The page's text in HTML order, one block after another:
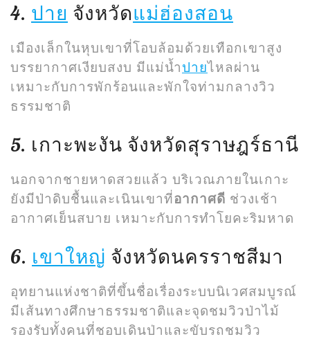
4. ปาย จังหวัดแม่ฮ่องสอน
เมืองเล็กในหุบเขาที่โอบล้อมด้วยเทือกเขาสูง
บรรยากาศเงียบสงบ มีแม่น้ำปายไหลผ่าน
เหมาะกับการพักร้อนและพักใจท่ามกลางวิว
ธรรมชาติ
5. เกาะพะงัน จังหวัดสุราษฎร์ธานี
นอกจากชายหาดสวยแล้ว บริเวณภายในเกาะ
ยังมีป่าดิบชื้นและเนินเขาที่อากาศดี ช่วงเช้า
อากาศเย็นสบาย เหมาะกับการทำโยคะริมหาด
6. เขาใหญ่ จังหวัดนครราชสีมา
อุทยานแห่งชาติที่ขึ้นชื่อเรื่องระบบนิเวศสมบูรณ์
มีเส้นทางศึกษาธรรมชาติและจุดชมวิวป่าไม้
รองรับทั้งคนที่ชอบเดินป่าและขับรถชมวิว